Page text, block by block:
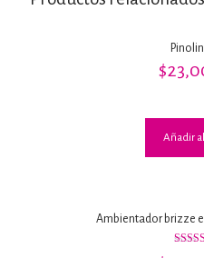
$
Añadir
Ambientador brizze